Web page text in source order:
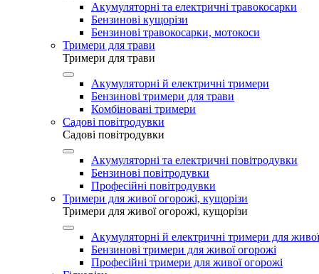
Акумуляторні та електричні травокосарки
Бензинові кущорізи
Бензинові травокосарки, мотокоси
Тримери для трави
Тримери для трави
Акумуляторні й електричні тримери
Бензинові тримери для трави
Комбіновані тримери
Садові повітродувки
Садові повітродувки
Акумуляторні та електричні повітродувки
Бензинові повітродувки
Професійні повітродувки
Тримери для живої огорожі, кущорізи
Тримери для живої огорожі, кущорізи
Акумуляторні й електричні тримери для
Бензинові тримери для живої огорожі
Професійні тримери для живої огорожі